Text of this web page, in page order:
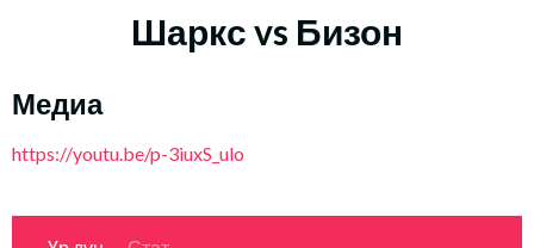
Шаркс vs Бизон
Медиа
https://youtu.be/p-3iuxS_ulo